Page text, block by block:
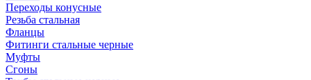
Переходы конусные
Резьба стальная
Фланцы
Фитинги стальные черные
Муфты
Сгоны